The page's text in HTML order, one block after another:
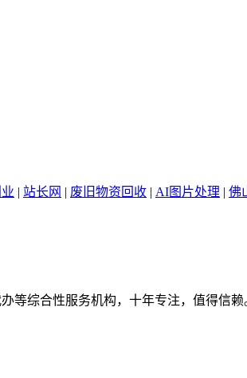
| 站长网 | 废旧物资回收 | AI图片处理 | 佛
等综合性服务机构，十年专注，值得信赖